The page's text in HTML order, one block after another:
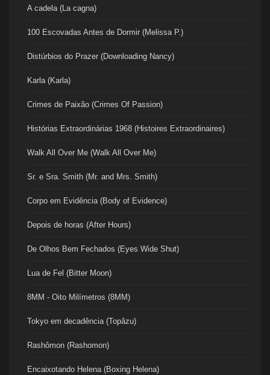
A cadela (La cagna)
100 Escovadas Antes de Dormir (Melissa P.)
Distúrbios do Prazer (Downloading Nancy)
Karla (Karla)
Crimes de Paixão (Crimes Of Passion)
Histórias Extraordinárias 1968 (Histoires Extraordinaires)
Walk All Over Me (Walk All Over Me)
Sr. e Sra. Smith (Mr. and Mrs. Smith)
Corpo em Evidência (Body of Evidence)
Depois de horas (After Hours)
De Olhos Bem Fechados (Eyes Wide Shut)
Lua de Fel (Bitter Moon)
8MM - Oito Milímetros (8MM)
Tokyo em decadência (Topâzu)
Rashômon (Rashomon)
Encaixotando Helena (Boxing Helena)